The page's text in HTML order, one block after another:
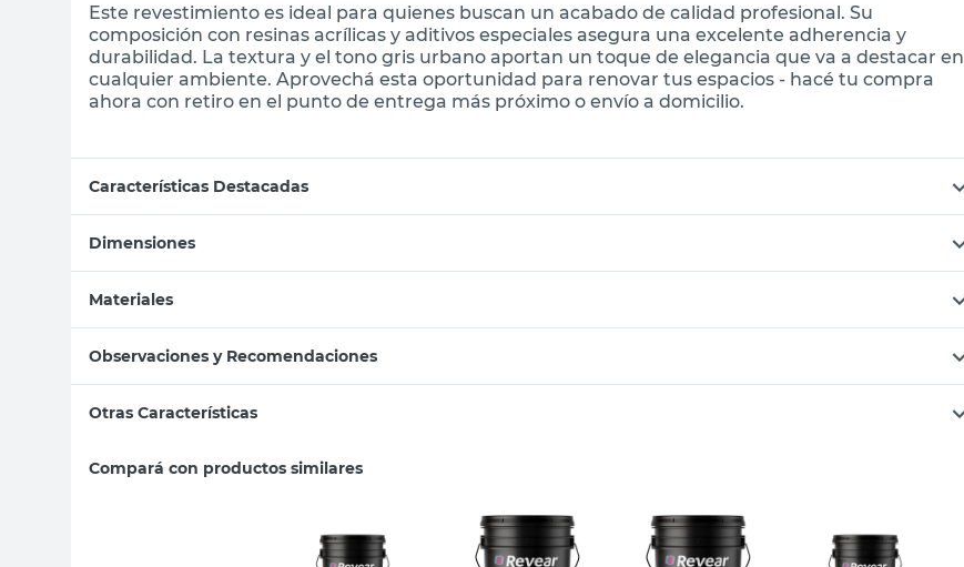
Este revestimiento es ideal para quienes buscan un acabado de calidad profesional. Su
composición con resinas acrílicas y aditivos especiales asegura una excelente adherencia y
durabilidad. La textura y el tono gris urbano aportan un toque de elegancia que va a destacar en
cualquier ambiente. Aprovechá esta oportunidad para renovar tus espacios - hacé tu compra
ahora con retiro en el punto de entrega más próximo o envío a domicilio.
Características Destacadas
Dimensiones
Materiales
Observaciones y Recomendaciones
Otras Características
Compará con productos similares